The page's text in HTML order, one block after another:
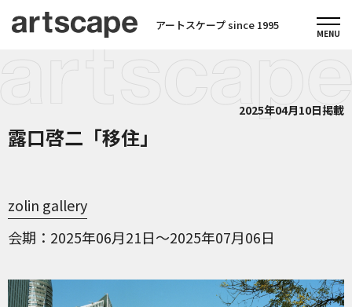
アートスケープ since 1995
2025年04月10日掲載
露口啓二「移住」
zolin gallery
会期
2025年06月21日～2025年07月06日